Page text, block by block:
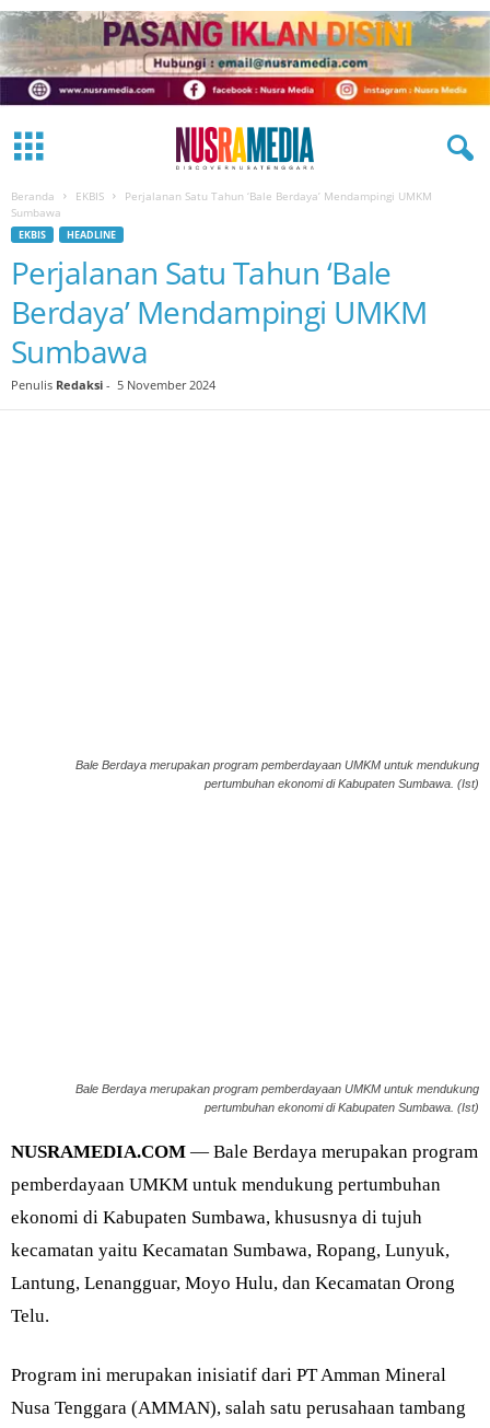
Beranda EKBIS
Perjalanan Satu Tahun ‘Bale Berdaya’ Mendampingi UMKM
Sumbawa
EKBIS HEADLINE
Perjalanan Satu Tahun ‘Bale
Berdaya’ Mendampingi UMKM
Sumbawa
Penulis Redaksi - 5 November 2024
Bale Berdaya merupakan program pemberdayaan UMKM untuk mendukung
pertumbuhan ekonomi di Kabupaten Sumbawa. (Ist)
Bale Berdaya merupakan program pemberdayaan UMKM untuk mendukung
pertumbuhan ekonomi di Kabupaten Sumbawa. (Ist)
NUSRAMEDIA.COM — Bale Berdaya merupakan program
pemberdayaan UMKM untuk mendukung pertumbuhan
ekonomi di Kabupaten Sumbawa, khususnya di tujuh
kecamatan yaitu Kecamatan Sumbawa, Ropang, Lunyuk,
Lantung, Lenangguar, Moyo Hulu, dan Kecamatan Orong
Telu.
Program ini merupakan inisiatif dari PT Amman Mineral
Nusa Tenggara (AMMAN), salah satu perusahaan tambang